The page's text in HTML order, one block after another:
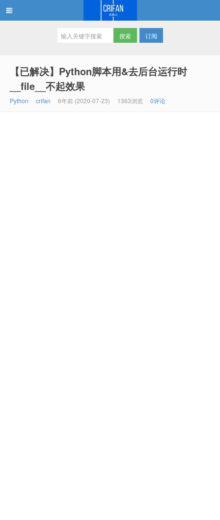
订阅
【已解决】Python脚本用&去后台运行时
__file__不起效果
Python crifan 6年前 (2020-07-23) 1363浏览 0评论